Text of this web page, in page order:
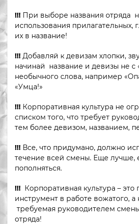
!!! При выборе названия отряда
использования прилагательных,
их в название!
!!! Добавляй к девизам хлопки,
начинай название и девизы не с
необычного слова, например
«Умца!»
!!! Корпоративная культура не
списком того, что требует
тем более девизом, названием,
!!! Все, что придумано, должно
течение всей смены. Еще лучше,
пополняться.
!!! Корпоративная культура –
инструмент в работе вожатого, а
требуемая руководителем
отряда!